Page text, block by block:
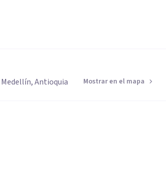
Antioquia
Mostrar en el mapa